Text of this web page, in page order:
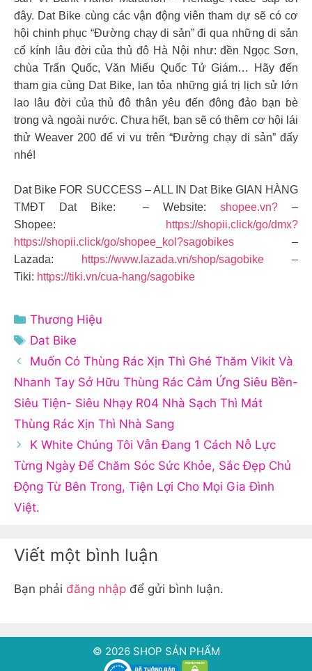
đây. Dat Bike cùng các vận động viên tham dự sẽ có cơ
hội chinh phục “Đường chạy di sản” đi qua những di sản
cổ kính lâu đời của thủ đô Hà Nội như: đền Ngọc Sơn,
chùa Trấn Quốc, Văn Miếu Quốc Tử Giám… Hãy đến
tham gia cùng Dat Bike, lan tỏa những giá trị lịch sử lớn
lao lâu đời của thủ đô thân yêu đến đông đảo bạn bè
trong và ngoài nước. Chưa hết, bạn sẽ có thêm cơ hội lái
thử Weaver 200 để vi vu trên “Đường chạy di sản” đấy
nhé!
Dat Bike FOR SUCCESS – ALL IN Dat Bike GIAN HÀNG
TMĐT Dat Bike: – Website:shopee.vn? –
Shopee:
https://shopii.click/go/dmx?
https://shopii.click/go/shopee_kol?sagobikes –
Lazada:
https://www.lazada.vn/shop/sagobike –
Tiki: https://tiki.vn/cua-hang/sagobike
Danh
mục
Thương Hiệu
Thẻ
Dat Bike
Muốn Có Thùng Rác Xịn Thì Ghé Thăm Vikit Và
Nhanh Tay Sở Hữu Thùng Rác Cảm Ứng Siêu Bền-
Siêu Tiện- Siêu Nhạy R04 Nhà Sạch Thì Mát
Thùng Rác Xịn Thì Nhà Sang
K White Chúng Tôi Vẫn Đang 1 Cách Nỗ Lực
Từng Ngày Để Chăm Sóc Sức Khỏe, Sắc Đẹp Chủ
Động Từ Bên Trong, Tiện Lợi Cho Mọi Gia Đình
Việt.
Viết một bình luận
Bạn phải đăng nhập để gửi bình luận.
© 2026 SHOP SẢN PHẨM